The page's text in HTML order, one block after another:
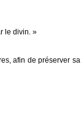
le divin. »
afin de préserver sa